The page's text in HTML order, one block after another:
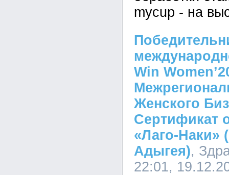
mycup - на
Win
Женского
Сертификат
«Лаго-Наки»
Адыгея),
22:01,